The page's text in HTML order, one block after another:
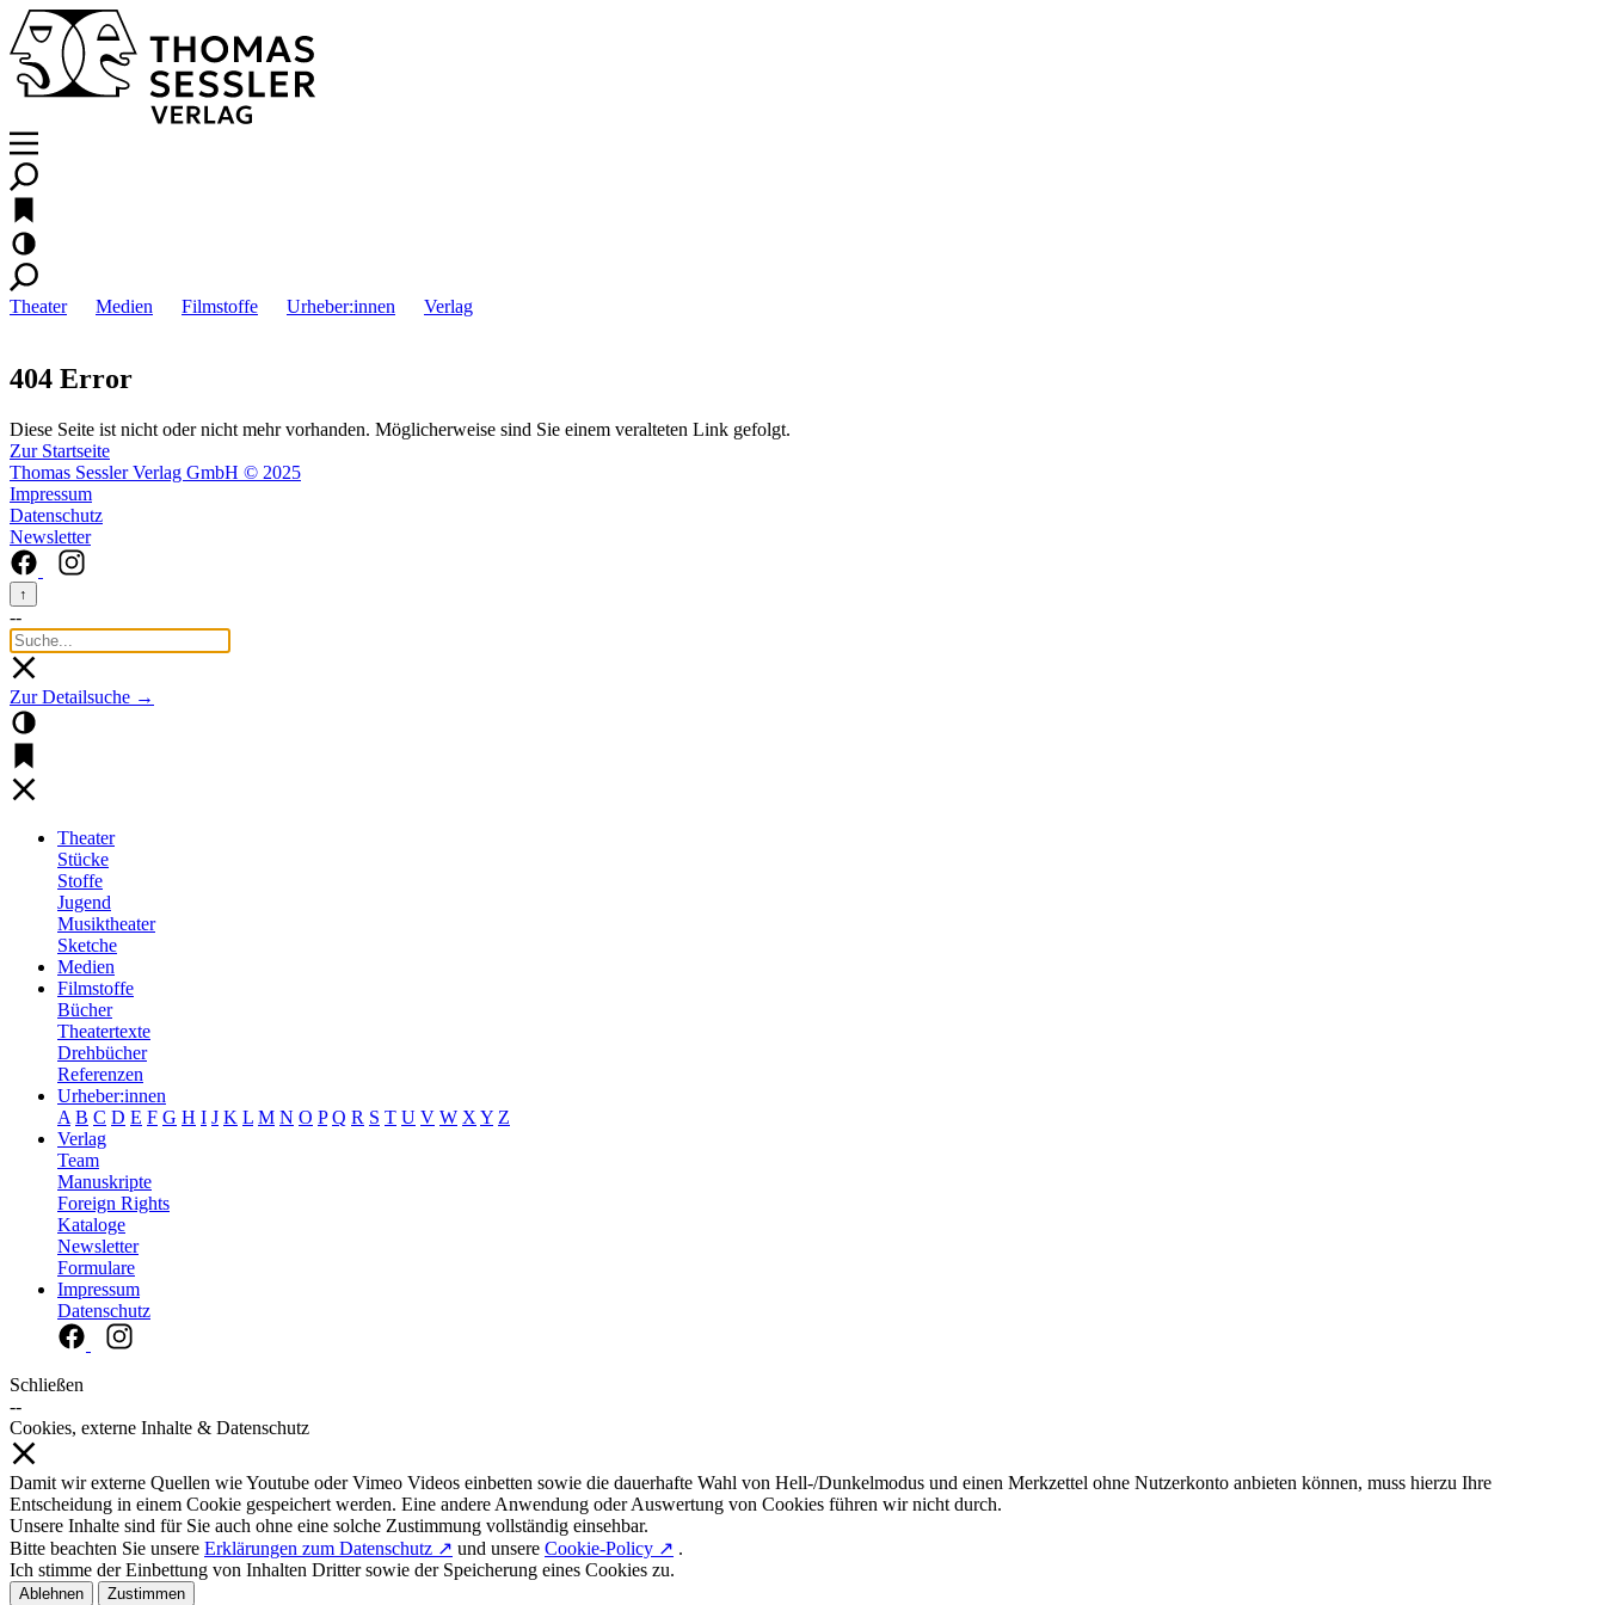
Theater Medien Filmstoffe Urheber:innen Verlag
404 Error
Diese Seite ist nicht oder nicht mehr vorhanden. Möglicherweise sind Sie einem veralteten Link gefolgt.
Zur Startseite
Thomas Sessler Verlag GmbH © 2025
Impressum
Datenschutz
Newsletter
↑
--
Zur Detailsuche →
Theater
Stücke
Stoffe
Jugend
Musiktheater
Sketche
Medien
Filmstoffe
Bücher
Theatertexte
Drehbücher
Referenzen
Urheber:innen
A B C D E F G H I J K L M N O P Q R S T U V W X Y Z
Verlag
Team
Manuskripte
Foreign Rights
Kataloge
Newsletter
Formulare
Impressum
Datenschutz
Schließen
--
Cookies, externe Inhalte & Datenschutz
Damit wir externe Quellen wie Youtube oder Vimeo Videos einbetten sowie die dauerhafte Wahl von Hell-/Dunkelmodus und einen Merkzettel ohne Nutzerkonto anbieten können, muss hierzu Ihre
Entscheidung in einem Cookie gespeichert werden. Eine andere Anwendung oder Auswertung von Cookies führen wir nicht durch.
Unsere Inhalte sind für Sie auch ohne eine solche Zustimmung vollständig einsehbar.
Bitte beachten Sie unsere Erklärungen zum Datenschutz ↗ und unsere Cookie-Policy ↗ .
Ich stimme der Einbettung von Inhalten Dritter sowie der Speicherung eines Cookies zu.
Ablehnen Zustimmen